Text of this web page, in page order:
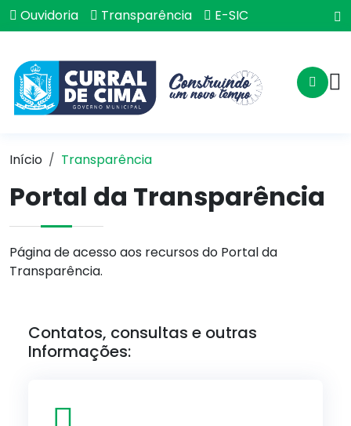
Ouvidoria Transparência E-SIC
Início Transparência
Portal da Transparência
Página de acesso aos recursos do Portal da
Transparência.
Contatos, consultas e outras
Informações: